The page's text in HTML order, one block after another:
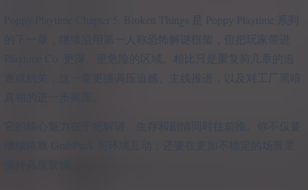
Poppy Playtime Chapter 5: Broken Things 是 Poppy Playtime 系列
的下一章，继续沿用第一人称恐怖解谜框架，但把玩家带进
Playtime Co. 更深、更危险的区域。相比只是重复前几章的追
逐或机关，这一章更强调压迫感、主线推进，以及对工厂黑暗
它的核心魅力在于把解谜、生存和剧情同时往前推。你不仅要